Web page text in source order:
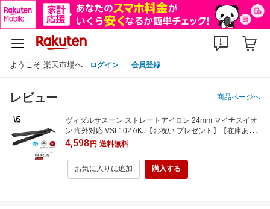
ようこそ 楽天市場へ ログイン 会員登録
レビュー 商品ページへ
ヴィダルサスーン ストレートアイロン 24mm マイナスイオ
ン 海外対応 VSI-1027/KJ【お祝い プレゼント】【在庫あ
り】
4,598円 送料無料
お気に入りに追加 購入する